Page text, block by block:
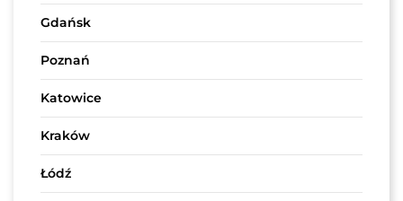
Gdańsk
Poznań
Katowice
Kraków
Łódź